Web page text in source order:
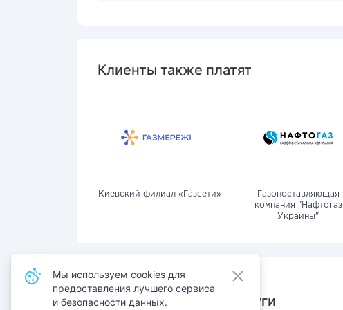
Клиенты также платят
Киевский филиал «Газсети»
Газопоставляющая
компания "Нафтогаз
Украины"
Также оплачивают услуги
Мы используем cookies для
предоставления лучшего сервиса
и безопасности данных.